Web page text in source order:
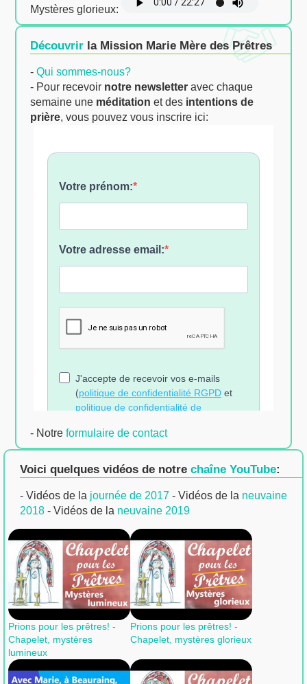
Mystères glorieux:
Découvrir la Mission Marie Mère des Prêtres
- Qui sommes-nous?
- Pour recevoir notre newsletter avec chaque
semaine une méditation et des intentions de
prière, vous pouvez vous inscrire ici:
- Notre formulaire de contact
Voici quelques vidéosde notre chaîne YouTube:
- Vidéos de la journée de 2017- Vidéos de la neuvaine
2018- Vidéos de la neuvaine 2019
Prions pour les prêtres! -
Chapelet, mystères
lumineux
Prions pour les prêtres! -
Chapelet, mystères glorieux